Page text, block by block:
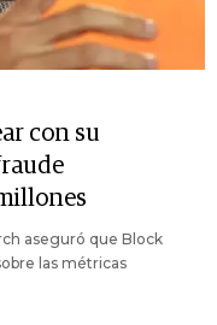
con su
aseguró que Block
las métricas